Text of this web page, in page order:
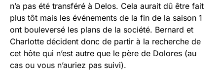
n’a pas été transféré à Delos. Cela aurait dû être fait
plus tôt mais les événements de la fin de la saison 1
ont bouleversé les plans de la société. Bernard et
Charlotte décident donc de partir à la recherche de
cet hôte qui n’est autre que le père de Dolores (au
cas ou vous n’auriez pas suivi).